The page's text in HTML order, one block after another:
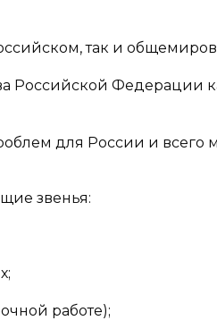
так и
Российской Федерации
для России и всего
звенья:
работе);